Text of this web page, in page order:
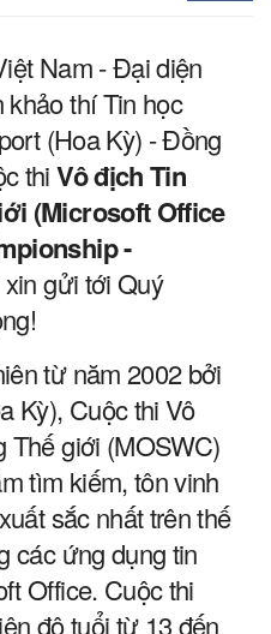
Nam - Đại diện
khảo thí Tin học
(Hoa Kỳ) - Đồng
thiVô địch Tin
(Microsoft Office
-
gửi tới Quý
từ năm 2002 bởi
Kỳ), Cuộc thi Vô
Thế giới (MOSWC)
tìm kiếm, tôn vinh
sắc nhất trên thế
các ứng dụng tin
Office. Cuộc thi
độ tuổi từ 13 đến